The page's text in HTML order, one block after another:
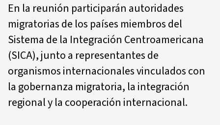
En la reunión participarán autoridades
migratorias de los países miembros del
Sistema de la Integración Centroamericana
(SICA), junto a representantes de
organismos internacionales vinculados con
la gobernanza migratoria, la integración
regional y la cooperación internacional.